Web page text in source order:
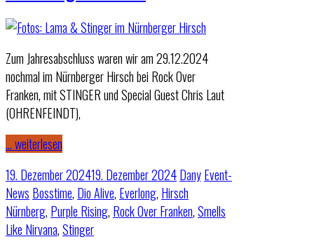
Zum Jahresabschluss waren wir am 29.12.2024
nochmal im Nürnberger Hirsch bei Rock Over
Franken, mit STINGER und Special Guest Chris Laut
(OHRENFEINDT),
… weiterlesen
19. Dezember 202419. Dezember 2024DanyEvent-
News Bosstime, Dio Alive, Everlong, Hirsch
Nürnberg, Purple Rising, Rock Over Franken,Smells
Like Nirvana,Stinger